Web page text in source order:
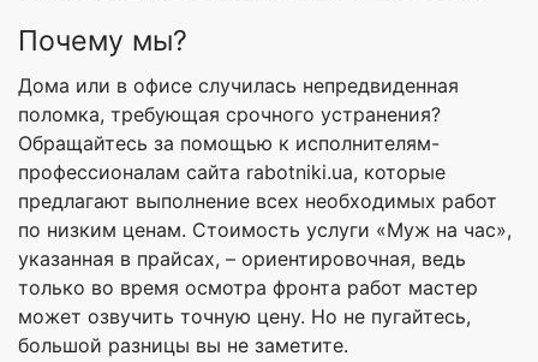
Почему мы?
Дома или в офисе случилась непредвиденная
поломка, требующая срочного устранения?
Обращайтесь за помощью к исполнителям-
профессионалам сайта rabotniki.ua, которые
предлагают выполнение всех необходимых работ
по низким ценам. Стоимость услуги «Муж на час»,
указанная в прайсах, – ориентировочная, ведь
только во время осмотра фронта работ мастер
может озвучить точную цену. Но не пугайтесь,
большой разницы вы не заметите.